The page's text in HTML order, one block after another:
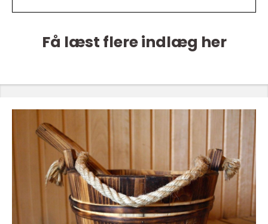
Få læst flere indlæg her